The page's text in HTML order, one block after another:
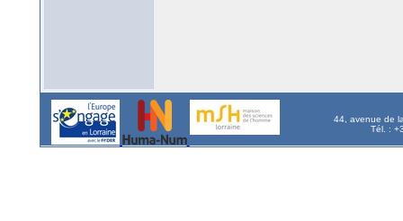
44, avenue de
Tél. :